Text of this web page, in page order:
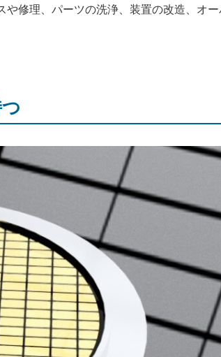
修理、パーツの洗浄、装置の改造、オー